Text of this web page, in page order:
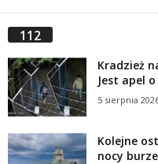
112
Kradzież
Jest apel
5 sierpnia
Kolejne
nocy burze